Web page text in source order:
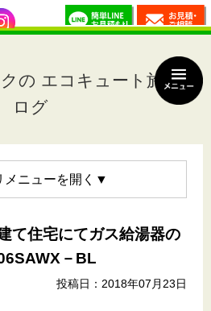
の エコキュート施工ブ
ログ
メニュー
て住宅にてガス給湯器の
－BL
投稿日：2018年07月23日